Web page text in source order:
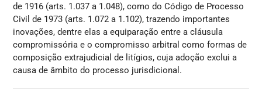
de 1916 (arts. 1.037 a 1.048), como do Código de Processo
Civil de 1973 (arts. 1.072 a 1.102), trazendo importantes
inovações, dentre elas a equiparação entre a cláusula
compromissória e o compromisso arbitral como formas de
composição extrajudicial de litígios, cuja adoção exclui a
causa de âmbito do processo jurisdicional.